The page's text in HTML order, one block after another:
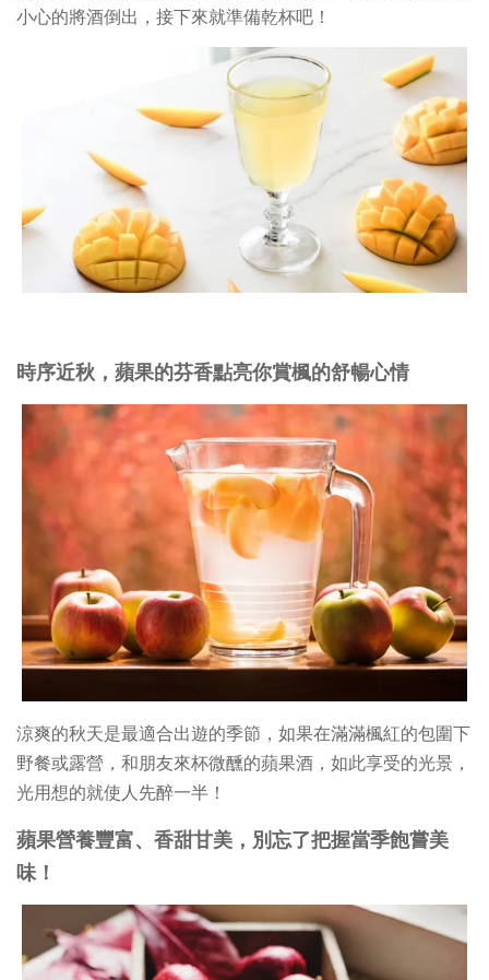
小心的將酒倒出，接下來就準備乾杯吧！
時序近秋，蘋果的芬香點亮你賞楓的舒暢心情
涼爽的秋天是最適合出遊的季節，如果在滿滿楓紅的包圍下
野餐或露營，和朋友來杯微醺的蘋果酒，如此享受的光景，
光用想的就使人先醉一半！
蘋果營養豐富、香甜甘美，別忘了把握當季飽嘗美
味！